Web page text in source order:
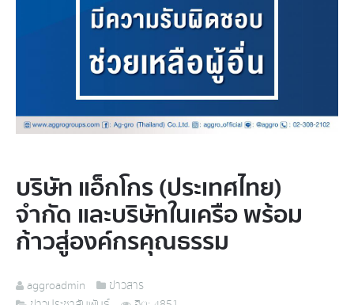
บริษัท แอ็กโกร (ประเทศไทย)
จำกัด และบริษัทในเครือ พร้อม
ก้าวสู่องค์กรคุณธรรม
aggroadmin
ข่าวสาร